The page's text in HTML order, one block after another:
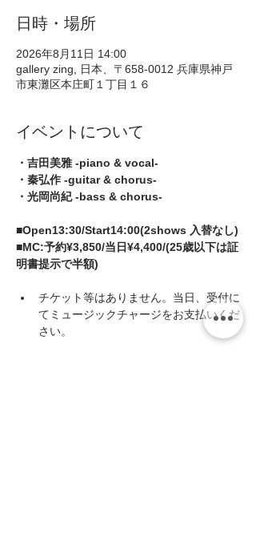
日時・場所
2026年8月11日 14:00
gallery zing, 日本、〒658-0012 兵庫県神戸
市東灘区本庄町１丁目１６
イベントについて
・吉田美雅 -piano & vocal-
・秦弘作 -guitar & chorus-
・光岡尚紀 -bass & chorus-
■Open13:30/Start14:00(2shows 入替なし)
■MC:予約¥3,850/当日¥4,400/(25歳以下は証
明書提示で半額)
チケット等はありません。当日、受付に
てミュージックチャージをお支払いくだ
さい。